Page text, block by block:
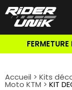
Accueil > Kits
Moto KTM > KIT